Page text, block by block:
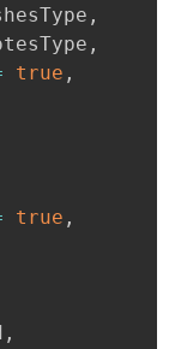
,
,
true ,
true ,
,